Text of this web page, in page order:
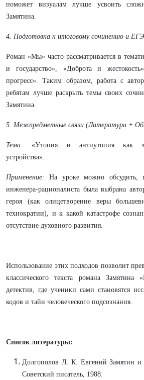
поможет визуалам лучше усвоить
Замятина.
4. Подготовка к итоговому сочинению и ЕГЭ
Роман «Мы» часто рассматривается в
и государство», «Доброта и
прогресс». Таким образом, работа с
ребятам лучше раскрыть темы своих
Замятина.
5. Межпредметные связи (Литература +
Тема: «Утопия и антиутопия как
устройства».
Применение: На уроке можно обсудить,
инженера-рационалиста была выбрана
героя (как олицетворение веры
технократии), и к какой катастрофе
отсутствие духовного развития.
Использование этих подходов позволит
классического текста романа
детектив, где ученики сами становятся
кодов и тайн человеческого подсознания.
Список литературы:
Долгополов Л. К. Евгений Замятин
Советский писатель, 1988.